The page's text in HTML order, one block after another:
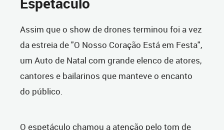
Assim que o show de drones terminou foi a vez
da estreia de "O Nosso Coração Está em Festa",
um Auto de Natal com grande elenco de atores,
cantores e bailarinos que manteve o encanto
do público.
O espetáculo chamou a atenção pelo tom de